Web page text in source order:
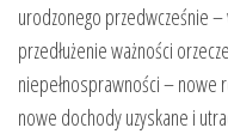
urodzonego przedwcześnie –
przedłużenie ważności
niepełnosprawności – nowe
nowe dochody uzyskane i